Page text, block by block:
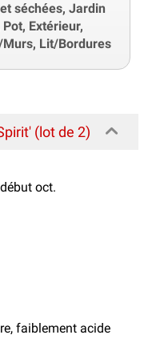
séchées, Jardin
Extérieur,
Lit/Bordures
(lot de 2)
oct.
faiblement acide